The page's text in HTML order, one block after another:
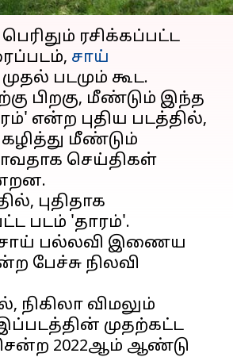
ரசிக்கப்பட்ட
சாய்
படமும் கூட.
பிறகு, மீண்டும் இந்த
என்ற புதிய படத்தில்,
மீண்டும்
செய்திகள்
புதிதாக
படம் 'தாரம்'.
பல்லவி இணைய
பேச்சு நிலவி
நிகிலா விமலும்
இப்படத்தின் முதற்கட்ட
சென்ற 2022ஆம் ஆண்டு